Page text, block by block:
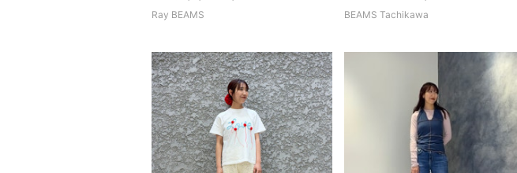
Ray BEAMS BEAMS Tachikawa